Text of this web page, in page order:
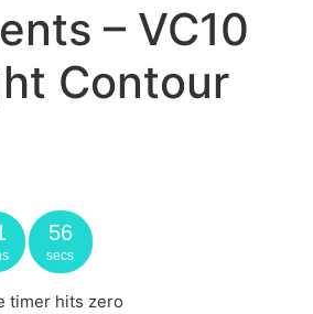
– VC10
Contour
56
secs
timer hits zero